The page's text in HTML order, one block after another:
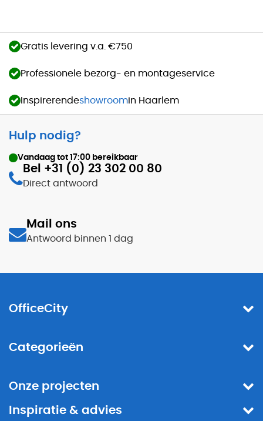
Gratis levering v.a. €750
Professionele bezorg- en montageservice
Inspirerendeshowroomin Haarlem
Hulp nodig?
Vandaag tot 17:00 bereikbaar
Bel +31 (0) 23 302 00 80
Direct antwoord
Mail ons
Antwoord binnen 1 dag
OfficeCity
Categorieën
Onze projecten
Inspiratie & advies